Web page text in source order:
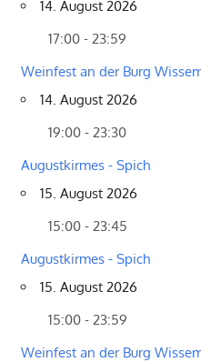
14. August 2026
17:00 - 23:59
Weinfest an der Burg
14. August 2026
19:00 - 23:30
Augustkirmes - Spich
15. August 2026
15:00 - 23:45
Augustkirmes - Spich
15. August 2026
15:00 - 23:59
Weinfest an der Burg